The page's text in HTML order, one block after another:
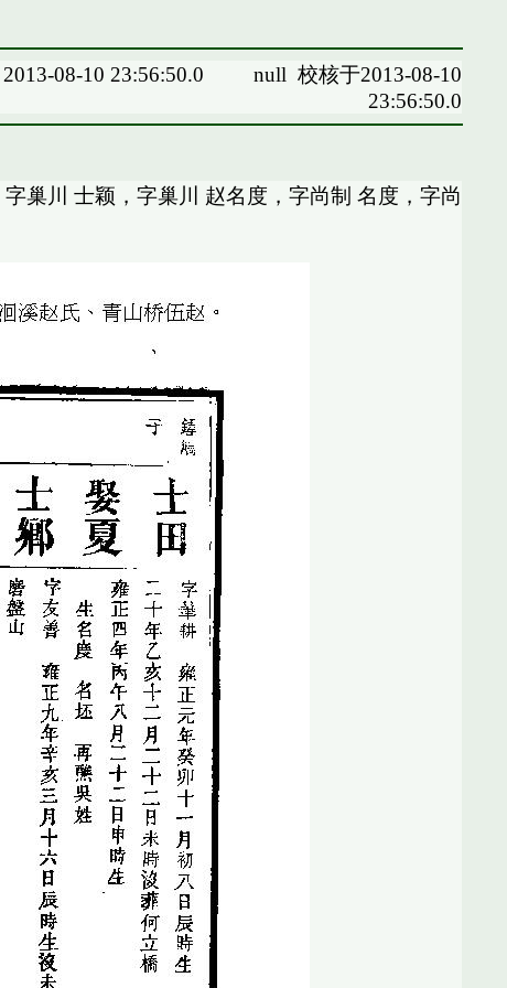
2013-08-10 23:56:50.0 null 校核于2013-08-10
23:56:50.0
巢川 士颖，字巢川 赵名度，字尚制 名度，字尚